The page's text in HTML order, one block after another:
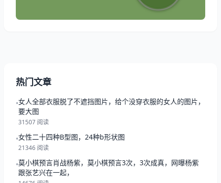
但是这样的机会其实很少。而如果遇到了
热门文章
•女人全部衣服脱了不遮挡图片，给个没穿衣服的女人的图片，
要大图
31507 阅读
•女性二十四种B型图，24种b形状图
21346 阅读
•莫小棋预言肖战杨紫，莫小棋预言3次，3次成真，网曝杨紫
跟张艺兴在一起，